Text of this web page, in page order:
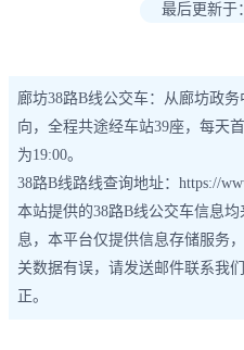
最后更新于
廊坊38路B线公交车：从廊坊政
向，全程共途经车站39座，每天
为19:00。
38路B线路线查询地址：https://
本站提供的38路B线公交车信息
息，本平台仅提供信息存储服务
关数据有误，请发送邮件联系我
正。